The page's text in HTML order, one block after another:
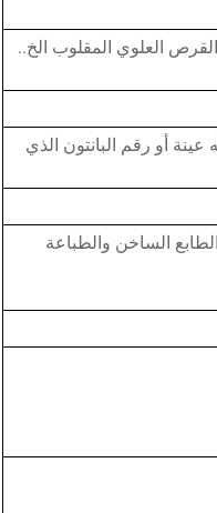
العلوي المقلوب الخ..
أو رقم البانتون الذي
الساخن والطباعة